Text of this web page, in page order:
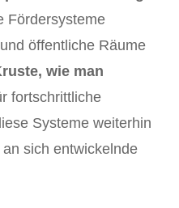
Fördersysteme
öffentliche Räume
wie man
fortschrittliche
Systeme weiterhin
sich entwickelnde